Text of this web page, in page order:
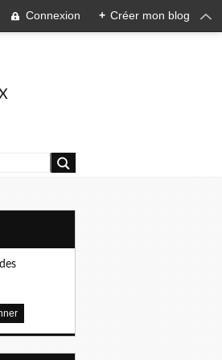
Connexion + Créer mon blog